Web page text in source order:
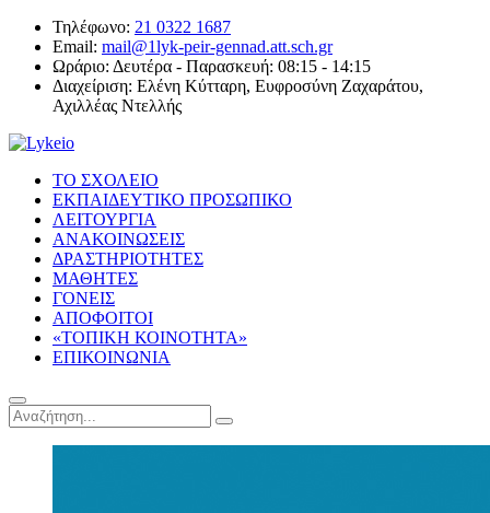
Τηλέφωνο: 21 0322 1687
Email: mail@1lyk-peir-gennad.att.sch.gr
Ωράριο: Δευτέρα - Παρασκευή: 08:15 - 14:15
Διαχείριση: Ελένη Κύτταρη, Ευφροσύνη Ζαχαράτου,
Αχιλλέας Ντελλής
ΤΟ ΣΧΟΛΕΙΟ
ΕΚΠΑΙΔΕΥΤΙΚΟ ΠΡΟΣΩΠΙΚΟ
ΛΕΙΤΟΥΡΓΙΑ
ΑΝΑΚΟΙΝΩΣΕΙΣ
ΔΡΑΣΤΗΡΙΟΤΗΤΕΣ
ΜΑΘΗΤΕΣ
ΓΟΝΕΙΣ
ΑΠΟΦΟΙΤΟΙ
«ΤΟΠΙΚΗ ΚΟΙΝΟΤΗΤΑ»
ΕΠΙΚΟΙΝΩΝΙΑ